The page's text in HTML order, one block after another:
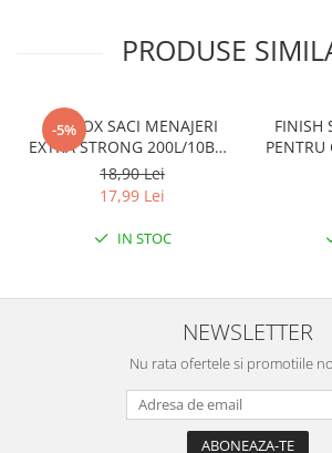
PRODUSE
-5%
CLINOX SACI MENAJERI
EXTRA STRONG 200L/10BUC
LDPE NEGRI (90*122CM)
ETICHETA MOV
18,90 Lei
17,99 Lei
IN STOC
FINISH
DE
NEWSLETTER
Nu rata ofertele si promotiile